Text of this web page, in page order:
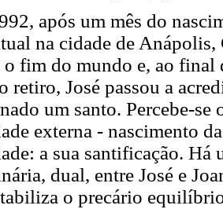
após um mês do
na cidade de
o fim do mundo e, ao
retiro, José passou a
um santo. Percebe-
externa - nascimento
a sua santificação. Há
dual, entre José e
o precário